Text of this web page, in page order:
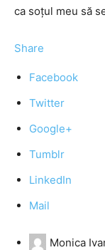
ca soţul meu să
Share
Facebook
Twitter
Google+
Tumblr
LinkedIn
Mail
Monica